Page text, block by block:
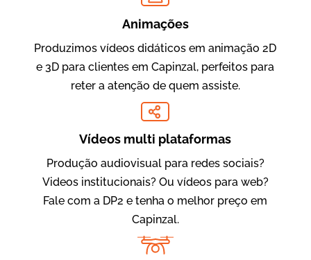
Amigo Edu
Animações
Produzimos vídeos didáticos em animação 2D
e 3D para clientes em Capinzal, perfeitos para
reter a atenção de quem assiste.
Vídeos multi plataformas
Produção audiovisual para redes sociais?
Videos institucionais? Ou vídeos para web?
Fale com a DP2 e tenha o melhor preço em
Capinzal.